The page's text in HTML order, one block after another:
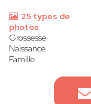
25 types de
photos
Grossesse
Naissance
Famille